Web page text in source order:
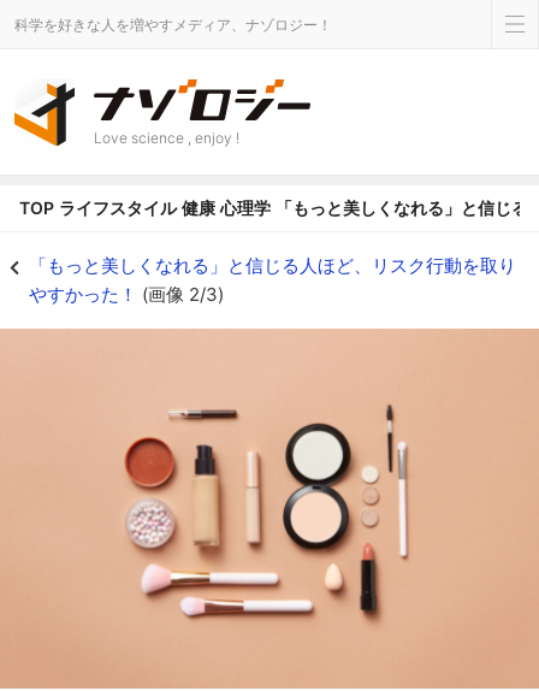
科学を好きな人を増やすメディア、ナゾロジー！
Love science , enjoy !
TOP ライフスタイル 健康 心理学 「もっと美しくなれる」と信じ
「もっと美しくなれる」と信じる人ほど、リスク行動を取り
やすかった！ (画像 2/3)